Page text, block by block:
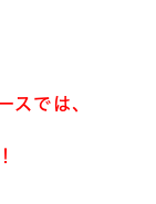
スでは、